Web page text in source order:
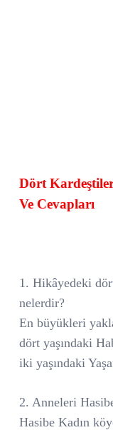
Dört
Ve Cevapları
1. Hikâyedeki
nelerdir?
En büyükleri
dört yaşındaki
iki yaşındaki
2. Anneleri
Hasibe Kadın